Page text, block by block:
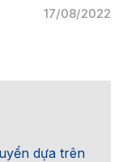
17/08/2022
dựa trên